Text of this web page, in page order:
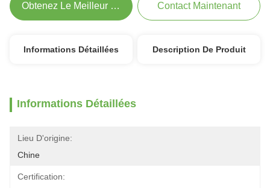
Obtenez Le Meilleur Prix Contact Maintenant
Informations Détaillées Description De Produit
Informations Détaillées
Lieu D'origine:
Chine
Certification: